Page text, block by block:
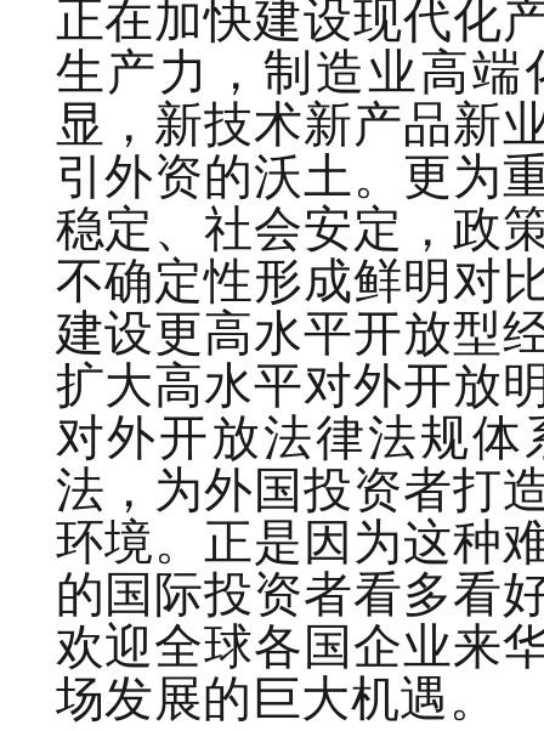
正在加快建设现代化
生产力，制造业高
显，新技术新产品新
引外资的沃土。更为
稳定、社会安定，政
不确定性形成鲜明对
建设更高水平开放型
扩大高水平对外开放
对外开放法律法规
法，为外国投资者打
环境。正是因为这种
的国际投资者看多看
欢迎全球各国企业来
场发展的巨大机遇。